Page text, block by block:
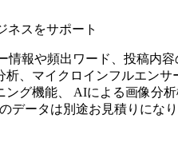
ネスをサポート
報や頻出ワード、投稿内
、マイクロインフルエン
グ機能、 AIによる画像分
データは別途お見積りになり